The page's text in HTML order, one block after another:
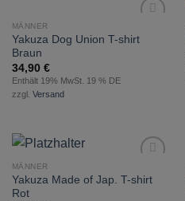
zur
Wunschliste
MÄNNER
Yakuza Dog Union T-shirt
Braun
34,90 €
Enthält 19% MwSt. 19 % DE
zzgl. Versand
Wunschliste
MÄNNER
Yakuza Made of Jap. T-shirt
Rot